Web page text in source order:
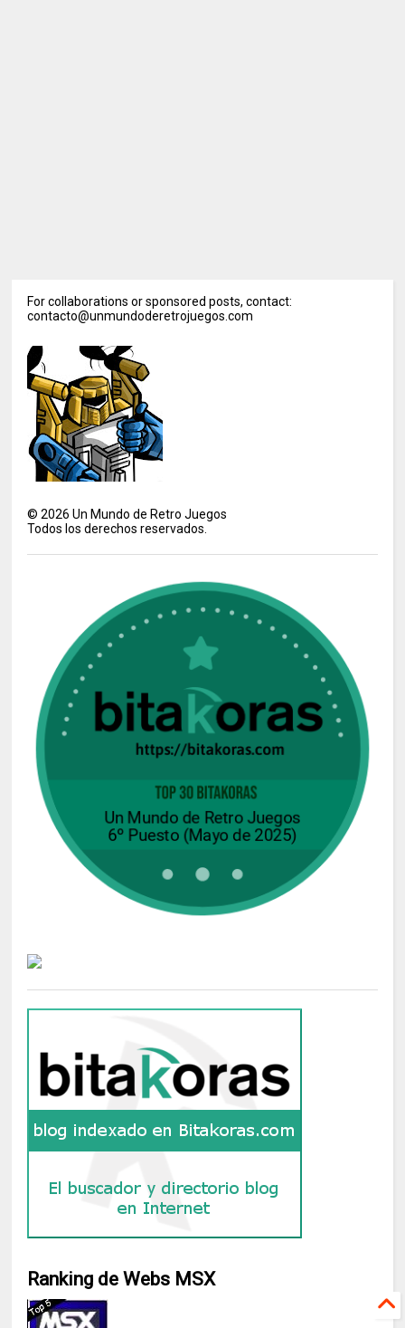
For collaborations or sponsored posts, contact:
contacto@unmundoderetrojuegos.com
©2026 Un Mundo de Retro Juegos
Todos los derechos reservados.
Ranking de Webs MSX